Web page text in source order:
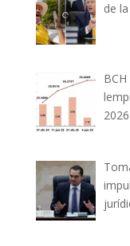
de
2026